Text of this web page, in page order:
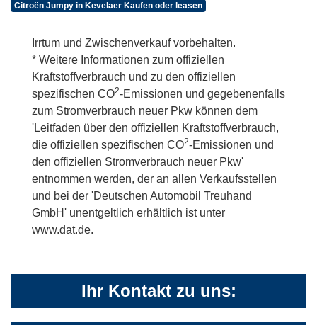
Citroën Jumpy in Kevelaer Kaufen oder leasen
Irrtum und Zwischenverkauf vorbehalten.
* Weitere Informationen zum offiziellen
Kraftstoffverbrauch und zu den offiziellen
spezifischen CO2-Emissionen und gegebenenfalls
zum Stromverbrauch neuer Pkw können dem
'Leitfaden über den offiziellen Kraftstoffverbrauch,
die offiziellen spezifischen CO2-Emissionen und
den offiziellen Stromverbrauch neuer Pkw'
entnommen werden, der an allen Verkaufsstellen
und bei der 'Deutschen Automobil Treuhand
GmbH' unentgeltlich erhältlich ist unter
www.dat.de.
Ihr Kontakt zu uns: